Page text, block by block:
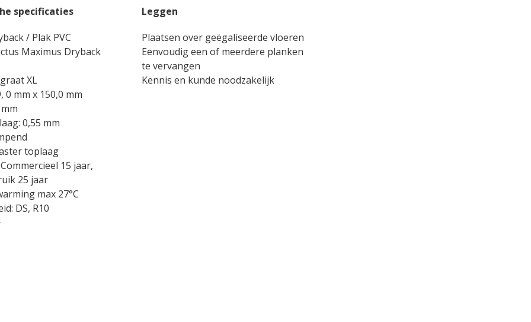
specificaties
/ Plak PVC
Maximus Dryback
XL
0 mm x 150,0 mm
0,55 mm
toplaag
15 jaar,
25 jaar
max 27°C
DS, R10
Leggen
Plaatsen over geëgaliseerde vloeren
Eenvoudig een of meerdere planken
te vervangen
Kennis en kunde noodzakelijk